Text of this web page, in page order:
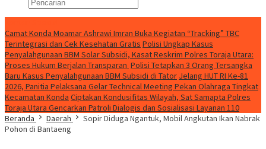
Camat Konda Moamar Ashrawi Imran Buka Kegiatan “Tracking” TBC
Terintegrasi dan Cek Kesehatan Gratis Polisi Ungkap Kasus
Penyalahgunaan BBM Solar Subsidi, Kasat Reskrim Polres Toraja Utara:
Proses Hukum Berjalan Transparan Polisi Tetapkan 3 Orang Tersangka
Baru Kasus Penyalahgunaan BBM Subsidi di Tator Jelang HUT RI Ke-81
2026, Panitia Pelaksana Gelar Technical Meeting Pekan Olahraga Tingkat
Kecamatan Konda Ciptakan Kondusifitas Wilayah, Sat Samapta Polres
Toraja Utara Gencarkan Patroli Dialogis dan Sosialisasi Layanan 110
Beranda
Daerah
Sopir Diduga Ngantuk, Mobil Angkutan Ikan Nabrak
Pohon di Bantaeng